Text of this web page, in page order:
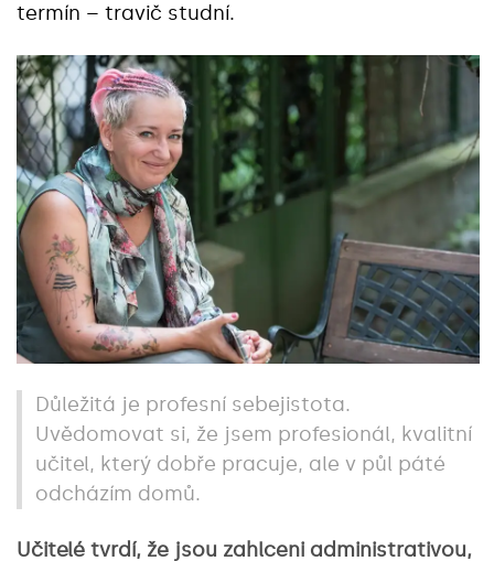
termín – travič studní.
Důležitá je profesní sebejistota.
Uvědomovat si, že jsem profesionál, kvalitní
učitel, který dobře pracuje, ale v půl páté
odcházím domů.
Učitelé tvrdí, že jsou zahlceni administrativou,